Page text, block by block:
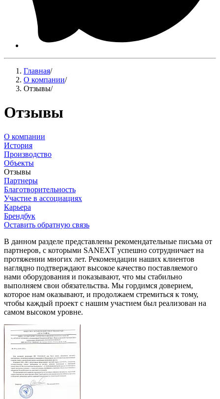
Главная/
О компании/
Отзывы/
Отзывы
О компании
История
Производство
Объекты
Отзывы
Партнеры
Благотворительность
Участие в ассоциациях
Карьера
Брендбук
Оставить обратную связь
В данном разделе представлены рекомендательные письма от
партнеров, с которыми SANEXT успешно сотрудничает на
протяжении многих лет. Рекомендации наших клиентов
наглядно подтверждают высокое качество поставляемого
нами оборудования и показывают, что мы стабильно
выполняем свои обязательства. Мы гордимся доверием,
которое нам оказывают, и продолжаем стремиться к тому,
чтобы каждый проект с нашим участием был реализован на
самом высоком уровне.